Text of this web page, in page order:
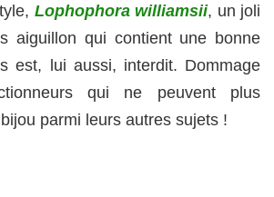
Lophophora williamsii, un joli
aiguillon qui contient une bonne
est, lui aussi, interdit. Dommage
qui ne peuvent plus
parmi leurs autres sujets !